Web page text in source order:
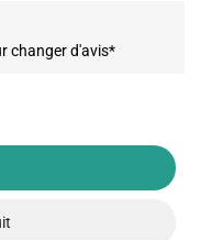
changer d'avis*